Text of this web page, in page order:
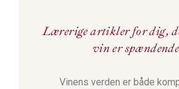
Lærerige artikler for dig,
vin er spændende
Vinens verden er både